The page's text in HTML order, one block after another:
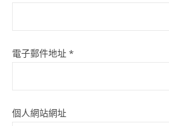
電子郵件地址 *
個人網站網址